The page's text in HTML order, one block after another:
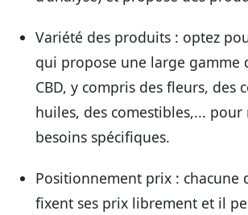
Variété des produits : optez
qui propose une large gamme
CBD, y compris des fleurs, des
huiles, des comestibles,...
besoins spécifiques.
Positionnement prix : chacune
fixent ses prix librement et il